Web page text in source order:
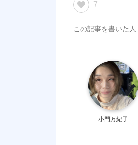
7
小門万紀子